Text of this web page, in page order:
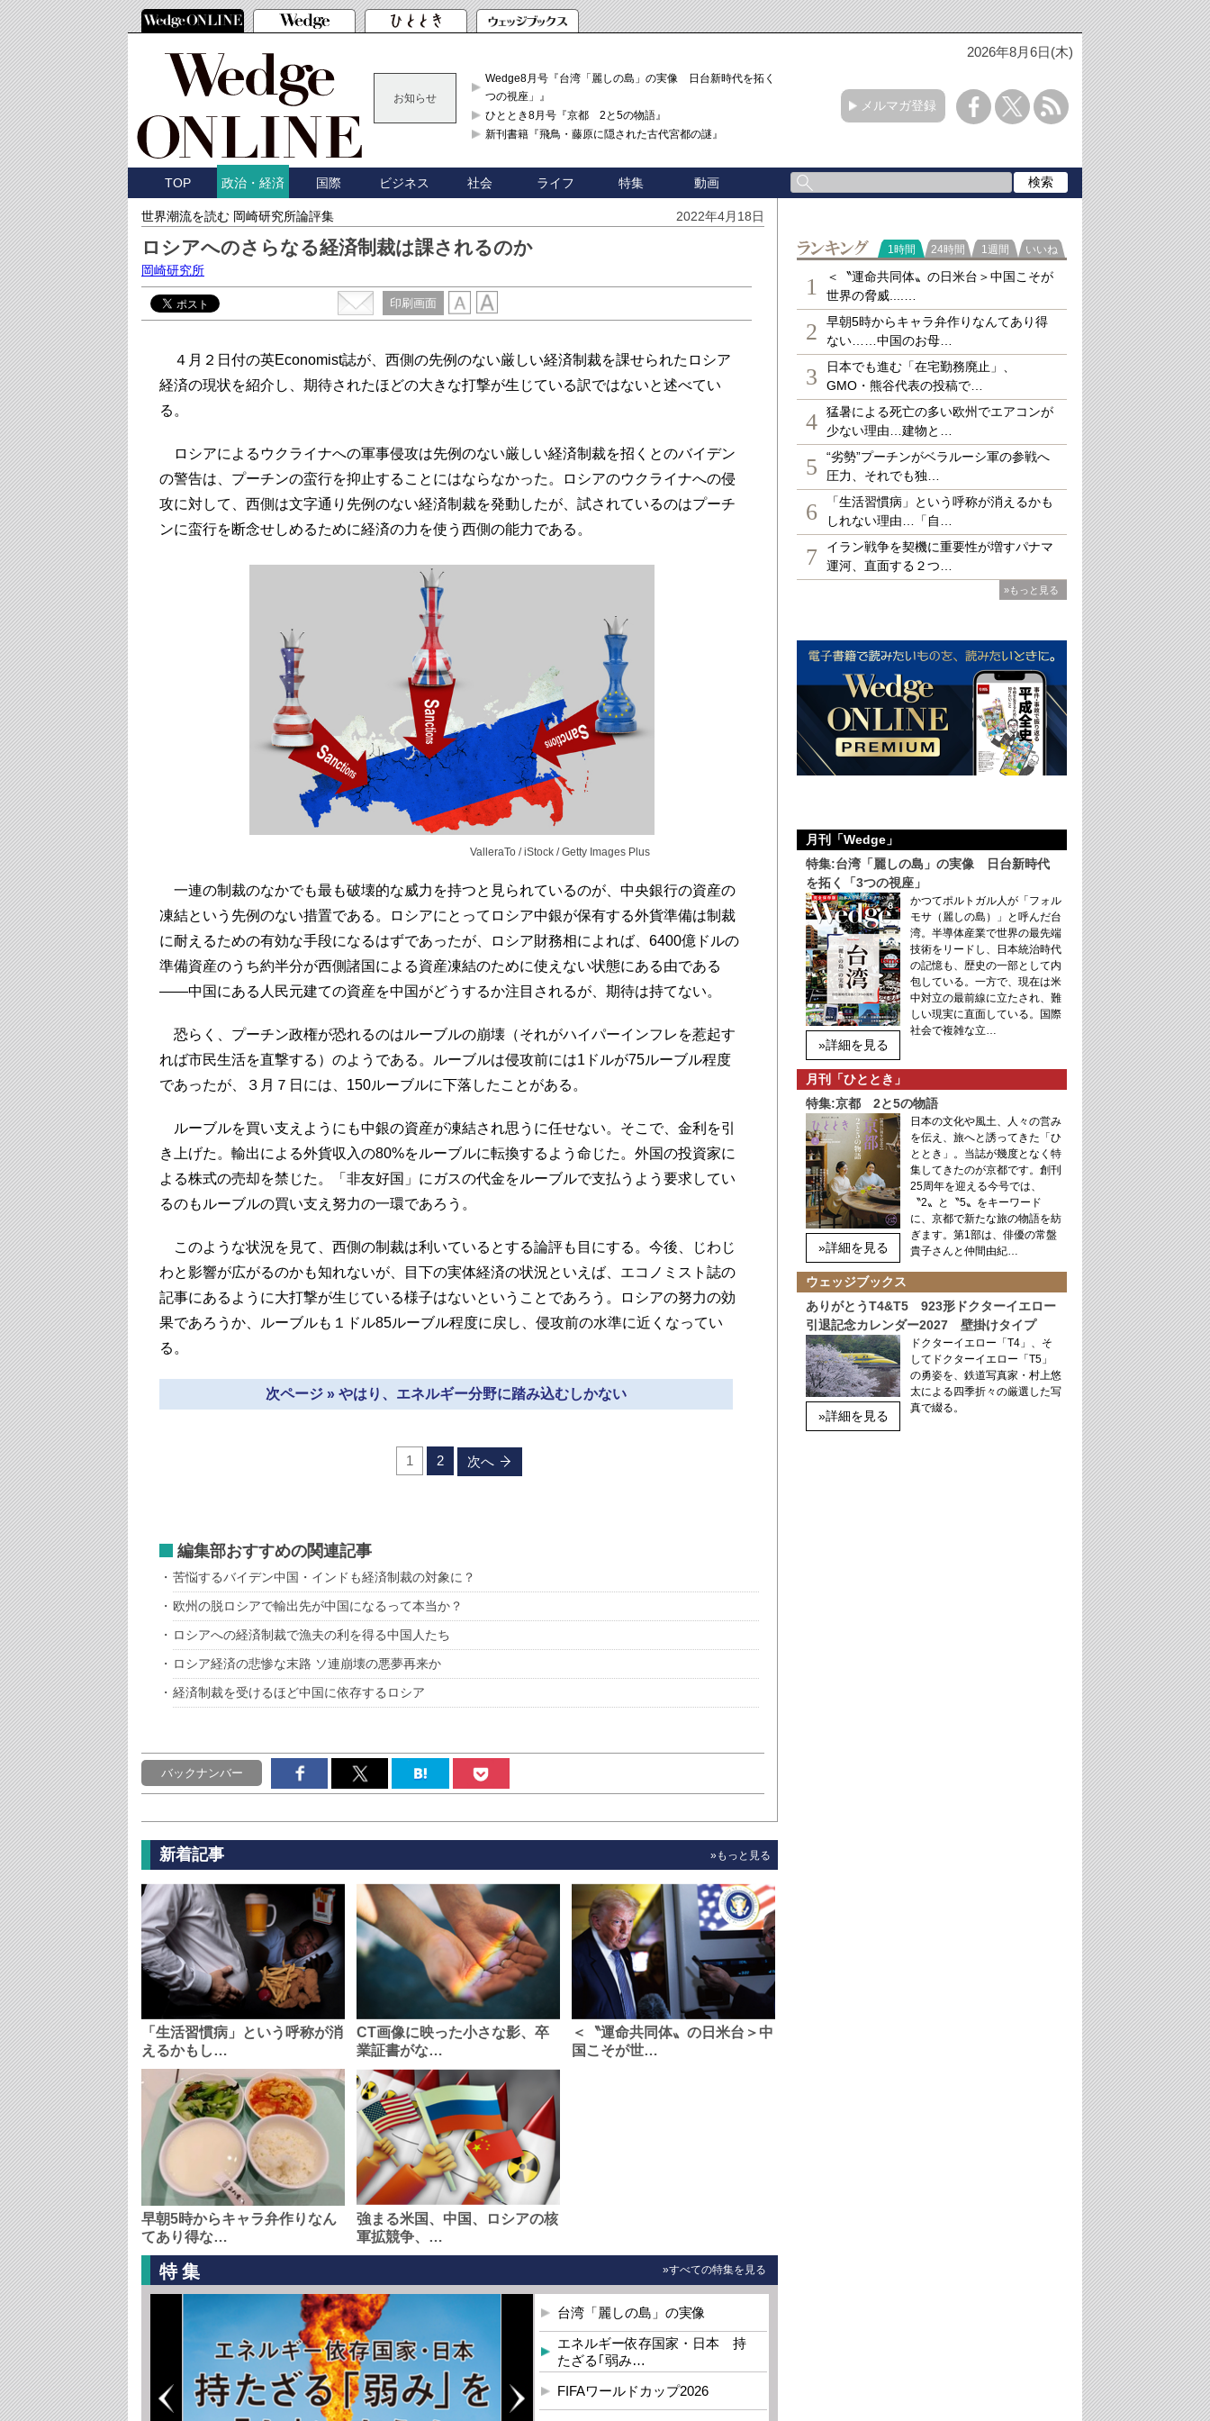
2026年8月6日(木)
お知らせ
Wedge8月号『台湾「麗しの島」の実像 日台新時代を拓く「3
つの視座」』
ひととき8月号『京都 2と5の物語』
新刊書籍『飛鳥・藤原に隠された古代宮都の謎』
メルマガ登録
TOP 政治・経済 国際 ビジネス 社会 ライフ 特集 動画
世界潮流を読む 岡崎研究所論評集 2022年4月18日
ロシアへのさらなる経済制裁は課されるのか
岡崎研究所
印刷画面
４月２日付の英Economist誌が、西側の先例のない厳しい経済制裁を課せられたロシア
経済の現状を紹介し、期待されたほどの大きな打撃が生じている訳ではないと述べてい
る。
ロシアによるウクライナへの軍事侵攻は先例のない厳しい経済制裁を招くとのバイデン
の警告は、プーチンの蛮行を抑止することにはならなかった。ロシアのウクライナへの侵
攻に対して、西側は文字通り先例のない経済制裁を発動したが、試されているのはプーチ
ンに蛮行を断念せしめるために経済の力を使う西側の能力である。
ValleraTo / iStock / Getty Images Plus
一連の制裁のなかでも最も破壊的な威力を持つと見られているのが、中央銀行の資産の
凍結という先例のない措置である。ロシアにとってロシア中銀が保有する外貨準備は制裁
に耐えるための有効な手段になるはずであったが、ロシア財務相によれば、6400億ドルの
準備資産のうち約半分が西側諸国による資産凍結のために使えない状態にある由である
――中国にある人民元建ての資産を中国がどうするか注目されるが、期待は持てない。
恐らく、プーチン政権が恐れるのはルーブルの崩壊（それがハイパーインフレを惹起す
れば市民生活を直撃する）のようである。ルーブルは侵攻前には1ドルが75ルーブル程度
であったが、３月７日には、150ルーブルに下落したことがある。
ルーブルを買い支えようにも中銀の資産が凍結され思うに任せない。そこで、金利を引
き上げた。輸出による外貨収入の80%をルーブルに転換するよう命じた。外国の投資家に
よる株式の売却を禁じた。「非友好国」にガスの代金をルーブルで支払うよう要求してい
るのもルーブルの買い支え努力の一環であろう。
このような状況を見て、西側の制裁は利いているとする論評も目にする。今後、じわじ
わと影響が広がるのかも知れないが、目下の実体経済の状況といえば、エコノミスト誌の
記事にあるように大打撃が生じている様子はないということであろう。ロシアの努力の効
果であろうか、ルーブルも１ドル85ルーブル程度に戻し、侵攻前の水準に近くなってい
る。
次ページ » やはり、エネルギー分野に踏み込むしかない
1 2 次へ
編集部おすすめの関連記事
苦悩するバイデン中国・インドも経済制裁の対象に？
欧州の脱ロシアで輸出先が中国になるって本当か？
ロシアへの経済制裁で漁夫の利を得る中国人たち
ロシア経済の悲惨な末路 ソ連崩壊の悪夢再来か
経済制裁を受けるほど中国に依存するロシア
バックナンバー
新着記事 »もっと見る
「生活習慣病」という呼称が消
えるかもし…
CT画像に映った小さな影、卒
業証書がな…
＜〝運命共同体〟の日米台＞中
国こそが世…
早朝5時からキャラ弁作りなん
てあり得な…
強まる米国、中国、ロシアの核
軍拡競争、…
特集 »すべての特集を見る
台湾「麗しの島」の実像
エネルギー依存国家・日本 持
たざる｢弱み…
FIFAワールドカップ2026
ランキング
1時間 24時間 1週間 いいね
1
＜〝運命共同体〟の日米台＞中国こそが
世界の脅威....…
2
早朝5時からキャラ弁作りなんてあり得
ない……中国のお母…
3
日本でも進む「在宅勤務廃止」、
GMO・熊谷代表の投稿で…
4
猛暑による死亡の多い欧州でエアコンが
少ない理由…建物と…
5
“劣勢”プーチンがベラルーシ軍の参戦へ
圧力、それでも独…
6
「生活習慣病」という呼称が消えるかも
しれない理由…「自…
7
イラン戦争を契機に重要性が増すパナマ
運河、直面する２つ…
»もっと見る
月刊「Wedge」
特集:台湾「麗しの島」の実像 日台新時代
を拓く「3つの視座」
»詳細を見る
かつてポルトガル人が「フォル
モサ（麗しの島）」と呼んだ台
湾。半導体産業で世界の最先端
技術をリードし、日本統治時代
の記憶も、歴史の一部として内
包している。一方で、現在は米
中対立の最前線に立たされ、難
しい現実に直面している。国際
社会で複雑な立…
月刊「ひととき」
特集:京都 2と5の物語
»詳細を見る
日本の文化や風土、人々の営み
を伝え、旅へと誘ってきた「ひ
ととき」。当誌が幾度となく特
集してきたのが京都です。創刊
25周年を迎える今号では、
〝2〟と〝5〟をキーワード
に、京都で新たな旅の物語を紡
ぎます。第1部は、俳優の常盤
貴子さんと仲間由紀…
ウェッジブックス
ありがとうT4&T5 923形ドクターイエロー
引退記念カレンダー2027 壁掛けタイプ
»詳細を見る
ドクターイエロー「T4」、そ
してドクターイエロー「T5」
の勇姿を、鉄道写真家・村上悠
太による四季折々の厳選した写
真で綴る。